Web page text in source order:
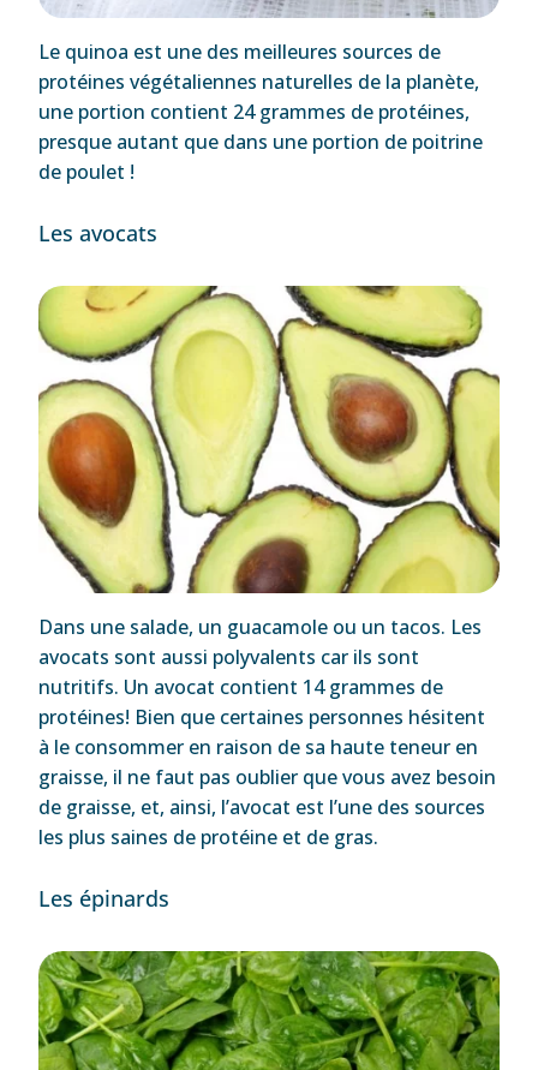
Le quinoa est une des meilleures sources de
protéines végétaliennes naturelles de la planète,
une portion contient 24 grammes de protéines,
presque autant que dans une portion de poitrine
de poulet !
Les avocats
Dans une salade, un guacamole ou un tacos. Les
avocats sont aussi polyvalents car ils sont
nutritifs. Un avocat contient 14 grammes de
protéines! Bien que certaines personnes hésitent
à le consommer en raison de sa haute teneur en
graisse, il ne faut pas oublier que vous avez besoin
de graisse, et, ainsi, l’avocat est l’une des sources
les plus saines de protéine et de gras.
Les épinards